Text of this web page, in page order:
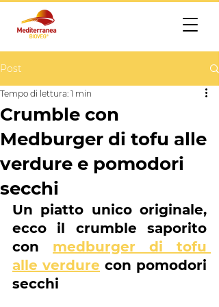
Post
Crumble con
Medburger di tofu alle
verdure e pomodori
secchi
Tempo di lettura: 1 min
Un piatto unico originale,
ecco il crumble saporito
con medburger di tofu
alle verdure con pomodori
secchi